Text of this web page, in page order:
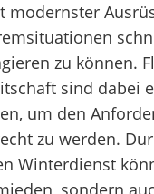
modernster
zu können.
sind dabei
um den
zu werden.
Winterdienst
sondern